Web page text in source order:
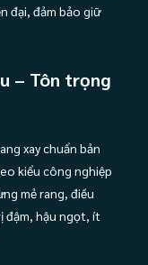
đại, đảm bảo giữ
– Tôn trọng
xay chuẩn bản
kiểu công nghiệp
mẻ rang, điều
đậm, hậu ngọt, ít